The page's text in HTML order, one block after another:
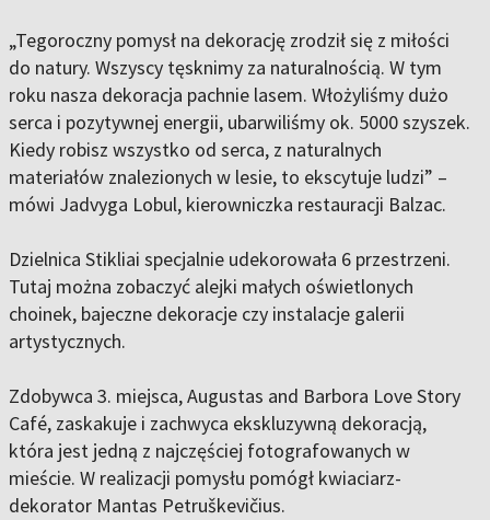
„Tegoroczny pomysł na dekorację zrodził się z miłości
do natury. Wszyscy tęsknimy za naturalnością. W tym
roku nasza dekoracja pachnie lasem. Włożyliśmy dużo
serca i pozytywnej energii, ubarwiliśmy ok. 5000 szyszek.
Kiedy robisz wszystko od serca, z naturalnych
materiałów znalezionych w lesie, to ekscytuje ludzi” –
mówi Jadvyga Lobul, kierowniczka restauracji Balzac.
Dzielnica Stikliai specjalnie udekorowała 6 przestrzeni.
Tutaj można zobaczyć alejki małych oświetlonych
choinek, bajeczne dekoracje czy instalacje galerii
artystycznych.
Zdobywca 3. miejsca, Augustas and Barbora Love Story
Café, zaskakuje i zachwyca ekskluzywną dekoracją,
która jest jedną z najczęściej fotografowanych w
mieście. W realizacji pomysłu pomógł kwiaciarz-
dekorator Mantas Petruškevičius.